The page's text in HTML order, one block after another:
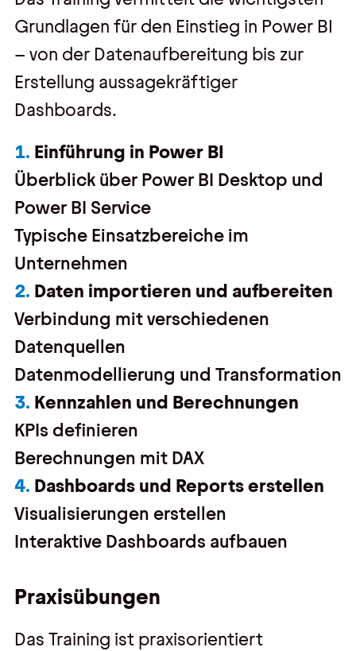
Grundlagen für den Einstieg in Power BI
– von der Datenaufbereitung bis zur
Erstellung aussagekräftiger
Dashboards.
Einführung in Power BI
Überblick über Power BI Desktop und
Power BI Service
Typische Einsatzbereiche im
Unternehmen
Daten importieren und aufbereiten
Verbindung mit verschiedenen
Datenquellen
Datenmodellierung und Transformation
Kennzahlen und Berechnungen
KPIs definieren
Berechnungen mit DAX
Dashboards und Reports erstellen
Visualisierungen erstellen
Interaktive Dashboards aufbauen
Praxisübungen
Das Training ist praxisorientiert